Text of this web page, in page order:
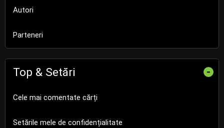
Autori
Parteneri
Top & Setări -
Cele mai comentate cărți
Setările mele de confidențialitate